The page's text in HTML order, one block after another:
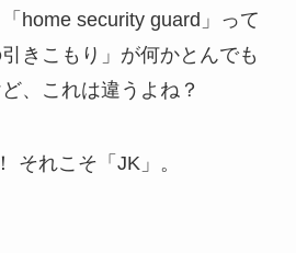
home security guard」って
きこもり」が何かとんでも
、これは違うよね？
それこそ「JK」。